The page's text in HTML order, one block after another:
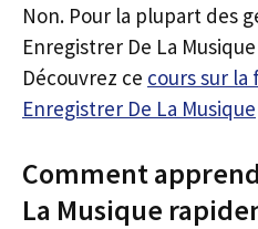
Non. Pour la plupart des
Enregistrer De La
Découvrez ce cours sur la
Enregistrer De La Musique
Comment
La Musique